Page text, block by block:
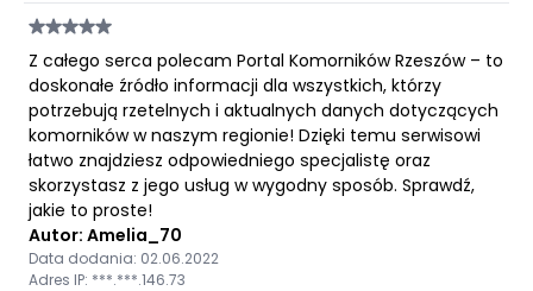
Z całego serca polecam Portal Komorników Rzeszów – to
doskonałe źródło informacji dla wszystkich, którzy
potrzebują rzetelnych i aktualnych danych dotyczących
komorników w naszym regionie! Dzięki temu serwisowi
łatwo znajdziesz odpowiedniego specjalistę oraz
skorzystasz z jego usług w wygodny sposób. Sprawdź,
jakie to proste!
Autor: Amelia_70
Data dodania: 02.06.2022
Adres IP: ***.***.146.73